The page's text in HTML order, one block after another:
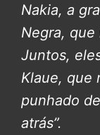
Nakia, a
Negra, que
Juntos,
Klaue, que
punhado
atrás”.